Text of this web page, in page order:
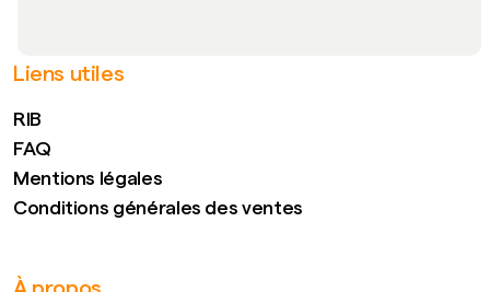
Liens utiles
RIB
FAQ
Mentions légales
Conditions générales des ventes